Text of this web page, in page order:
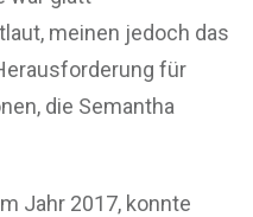
meinen jedoch das
für
die Semantha
Jahr 2017, konnte